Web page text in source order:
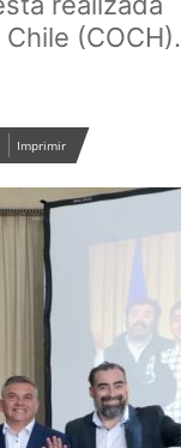
(COCH).
Imprimir